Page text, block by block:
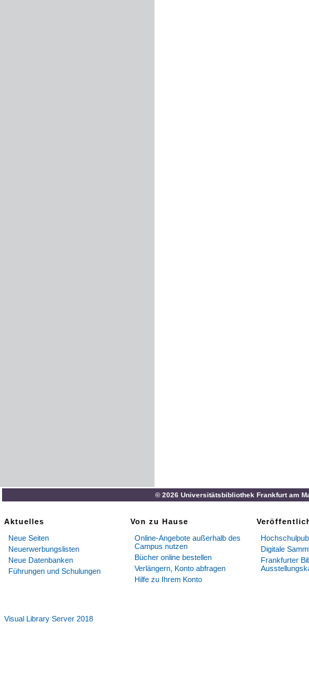
© 2026 Universitätsbibliothek Frankfurt am
Aktuelles
Neue Seiten
Neuerwerbungslisten
Neue Datenbanken
Führungen und Schulungen
Von zu Hause
Online-Angebote außerhalb des
Campus nutzen
Bücher online bestellen
Verlängern, Konto abfragen
Hilfe zu Ihrem Konto
Digitale
Frankfurter
Visual Library Server 2018